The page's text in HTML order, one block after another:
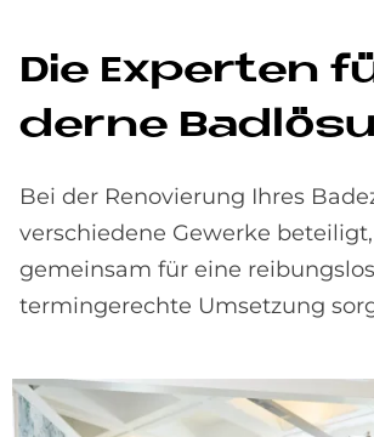
Die Ex­per­ten
der­ne
Bei der Renovierung Ihres
verschiedene Gewerke
gemeinsam für eine
termingerechte Umsetzung